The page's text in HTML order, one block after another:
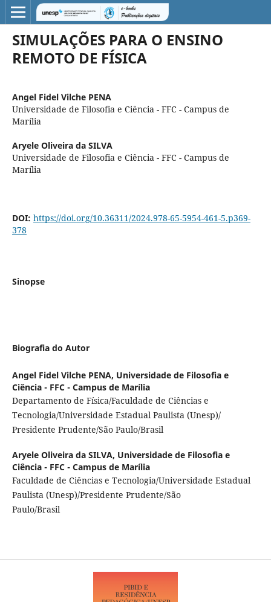
SIMULAÇÕES PARA O ENSINO
REMOTO DE FÍSICA
Angel Fidel Vilche PENA
Universidade de Filosofia e Ciência - FFC - Campus de
Marília
Aryele Oliveira da SILVA
Universidade de Filosofia e Ciência - FFC - Campus de
Marília
DOI: https://doi.org/10.36311/2024.978-65-5954-461-5.p369-
378
Sinopse
Biografia do Autor
Angel Fidel Vilche PENA, Universidade de Filosofia e
Ciência - FFC - Campus de Marília
Departamento de Física/Faculdade de Ciências e
Tecnologia/Universidade Estadual Paulista (Unesp)/
Presidente Prudente/São Paulo/Brasil
Aryele Oliveira da SILVA, Universidade de Filosofia e
Ciência - FFC - Campus de Marília
Faculdade de Ciências e Tecnologia/Universidade Estadual
Paulista (Unesp)/Presidente Prudente/São
Paulo/Brasil